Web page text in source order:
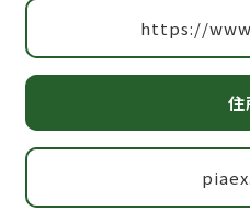
https://
住